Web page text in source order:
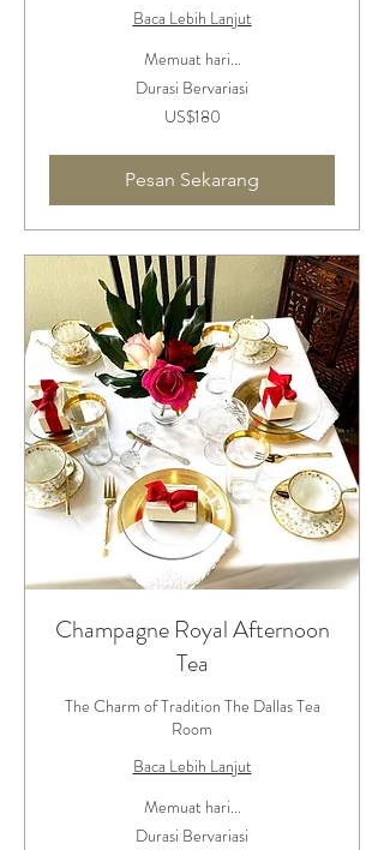
Baca Lebih Lanjut
Memuat hari...
Durasi Bervariasi
US$180
Pesan Sekarang
Champagne Royal Afternoon
Tea
The Charm of Tradition The Dallas Tea
Room
Baca Lebih Lanjut
Memuat hari...
Durasi Bervariasi